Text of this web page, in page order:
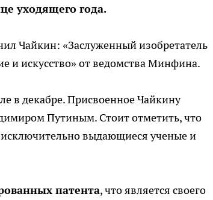
уходящего года.
Чайкин: «Заслуженный изобретатель
и искусство» от ведомства Минфина.
в декабре. Присвоенное Чайкину
Путиным. Стоит отметить, что
выдающиеся ученые и
патента, что является своего